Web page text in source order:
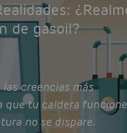
de gasoil?
creencias más
que tu caldera funcione
no se dispare.